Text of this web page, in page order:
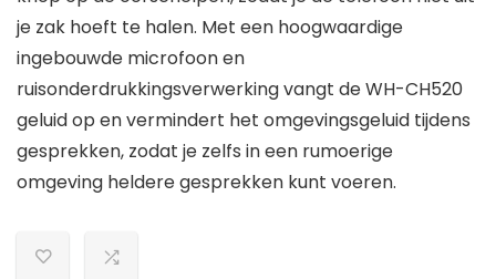
je zak hoeft te halen. Met een hoogwaardige
ingebouwde microfoon en
ruisonderdrukkingsverwerking vangt de WH-CH520
geluid op en vermindert het omgevingsgeluid tijdens
gesprekken, zodat je zelfs in een rumoerige
omgeving heldere gesprekken kunt voeren.